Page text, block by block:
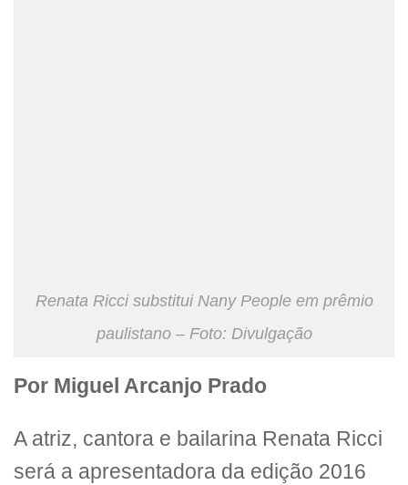
Renata Ricci substitui Nany People em prêmio
paulistano – Foto: Divulgação
Por Miguel Arcanjo Prado
A atriz, cantora e bailarina Renata Ricci
será a apresentadora da edição 2016